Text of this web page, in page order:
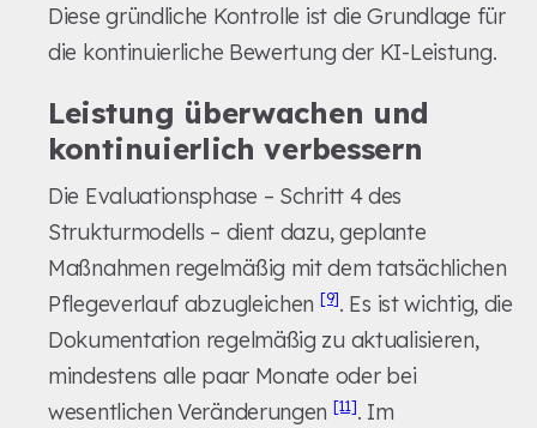
Diese gründliche Kontrolle ist die Grundlage für
die kontinuierliche Bewertung der KI-Leistung.
Leistung überwachen und
kontinuierlich verbessern
Die Evaluationsphase – Schritt 4 des
Strukturmodells – dient dazu, geplante
Maßnahmen regelmäßig mit dem tatsächlichen
Pflegeverlauf abzugleichen [9]. Es ist wichtig, die
Dokumentation regelmäßig zu aktualisieren,
mindestens alle paar Monate oder bei
wesentlichen Veränderungen [11]. Im